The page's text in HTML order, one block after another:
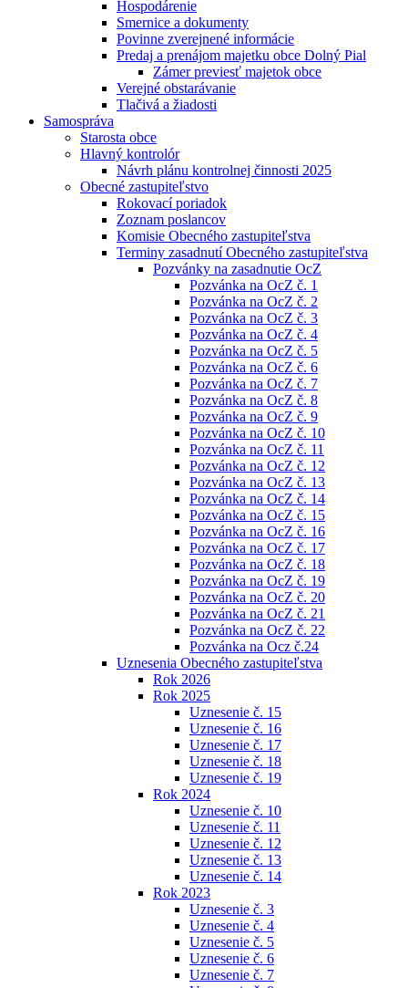
Hospodárenie
Smernice a dokumenty
Povinne zverejnené informácie
Predaj a prenájom majetku obce Dolný Pial
Zámer previesť majetok obce
Verejné obstarávanie
Tlačivá a žiadosti
Samospráva
Starosta obce
Hlavný kontrolór
Návrh plánu kontrolnej činnosti 2025
Obecné zastupiteľstvo
Rokovací poriadok
Zoznam poslancov
Komisie Obecného zastupiteľstva
Terminy zasadnutí Obecného zastupiteľstva
Pozvánky na zasadnutie OcZ
Pozvánka na OcZ č. 1
Pozvánka na OcZ č. 2
Pozvánka na OcZ č. 3
Pozvánka na OcZ č. 4
Pozvánka na OcZ č. 5
Pozvánka na OcZ č. 6
Pozvánka na OcZ č. 7
Pozvánka na OcZ č. 8
Pozvánka na OcZ č. 9
Pozvánka na OcZ č. 10
Pozvánka na OcZ č. 11
Pozvánka na OcZ č. 12
Pozvánka na OcZ č. 13
Pozvánka na OcZ č. 14
Pozvánka na OcZ č. 15
Pozvánka na OcZ č. 16
Pozvánka na OcZ č. 17
Pozvánka na OcZ č. 18
Pozvánka na OcZ č. 19
Pozvánka na OcZ č. 20
Pozvánka na OcZ č. 21
Pozvánka na OcZ č. 22
Pozvánka na Ocz č.24
Uznesenia Obecného zastupiteľstva
Rok 2026
Rok 2025
Uznesenie č. 15
Uznesenie č. 16
Uznesenie č. 17
Uznesenie č. 18
Uznesenie č. 19
Rok 2024
Uznesenie č. 10
Uznesenie č. 11
Uznesenie č. 12
Uznesenie č. 13
Uznesenie č. 14
Rok 2023
Uznesenie č. 3
Uznesenie č. 4
Uznesenie č. 5
Uznesenie č. 6
Uznesenie č. 7